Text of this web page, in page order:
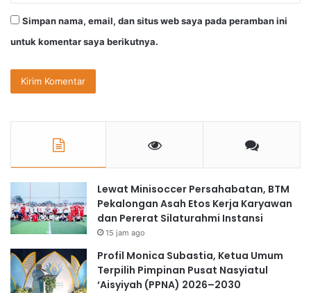
Simpan nama, email, dan situs web saya pada peramban ini
untuk komentar saya berikutnya.
Lewat Minisoccer Persahabatan, BTM
Pekalongan Asah Etos Kerja Karyawan
dan Pererat Silaturahmi Instansi
15 jam ago
Profil Monica Subastia, Ketua Umum
Terpilih Pimpinan Pusat Nasyiatul
‘Aisyiyah (PPNA) 2026–2030